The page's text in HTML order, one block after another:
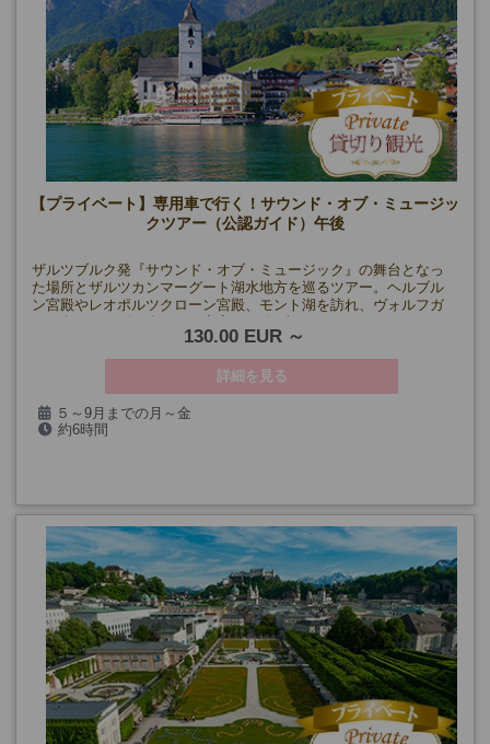
【プライベート】専用車で行く！サウンド・オブ・ミュージッ
クツアー（公認ガイド）午後
ザルツブルク発『サウンド・オブ・ミュージック』の舞台となっ
た場所とザルツカンマーグート湖水地方を巡るツアー。ヘルブル
ン宮殿やレオポルツクローン宮殿、モント湖を訪れ、ヴォルフガ
130.00 EUR
詳細を見る
５～9月までの月～金
約6時間